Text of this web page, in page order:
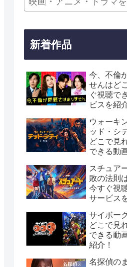
新着作品
今、不倫
せんはど
ぐ視聴で
ビスを紹
ウォーキ
ッド・シ
どこで見
できる動
スチュア
敗の法則
今すぐ視
サービス
サイボー
どこで見
できる動
紹介！
名探偵の